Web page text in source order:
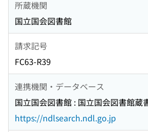
所蔵機関
国立国会図書館
請求記号
FC63-R39
連携機関・データベース
国立国会図書館 : 国立国会図書館蔵
https://ndlsearch.ndl.go.jp